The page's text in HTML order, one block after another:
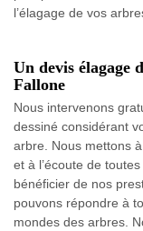
l’élagage de vos
Un devis élagage
Fallone
Nous intervenons
dessiné considérant
arbre. Nous mettons
et à l’écoute de
bénéficier de nos
pouvons répondre à
mondes des arbres.